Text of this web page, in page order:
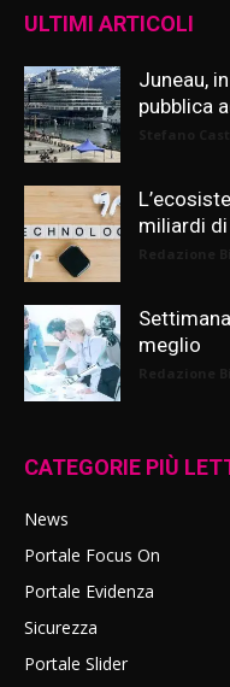
ULTIMI ARTICOLI
Juneau,
pubblica
miliardi
meglio
CATEGORIE PIÙ
News
Portale Focus On
Portale Evidenza
Sicurezza
Portale Slider